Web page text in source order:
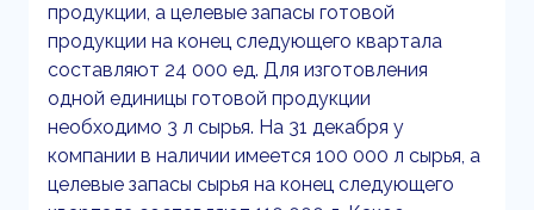
продукции, а целевые запасы готовой
продукции на конец следующего квартала
составляют 24 000 ед. Для изготовления
одной единицы готовой продукции
необходимо 3 л сырья. На 31 декабря у
компании в наличии имеется 100 000 л сырья, а
целевые запасы сырья на конец следующего